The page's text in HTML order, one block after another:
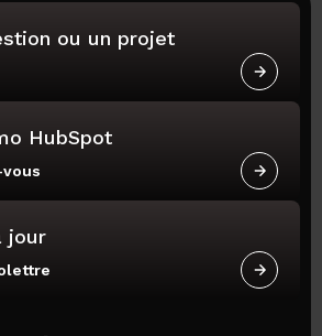
ou un projet
HubSpot
jour